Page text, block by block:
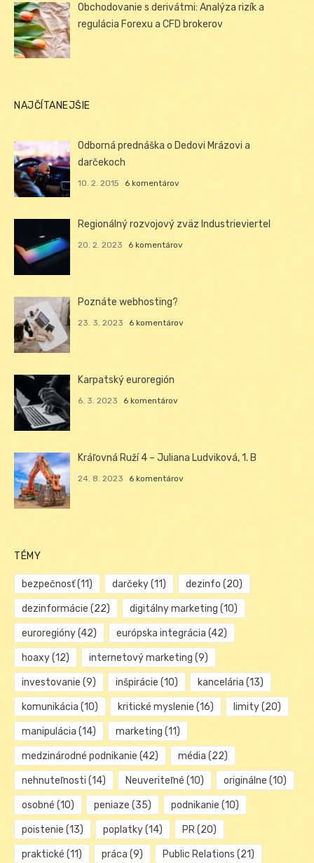
Obchodovanie s derivátmi: Analýza rizík a
regulácia Forexu a CFD brokerov
NAJČÍTANEJŠIE
Odborná prednáška o Dedovi Mrázovi a
darčekoch
10. 2. 2015 6 komentárov
Regionálný rozvojový zväz Industrieviertel
20. 2. 2023 6 komentárov
Poznáte webhosting?
23. 3. 2023 6 komentárov
Karpatský euroregión
6. 3. 2023 6 komentárov
Kráľovná Ruží 4 – Juliana Ludviková, 1. B
24. 8. 2023 6 komentárov
TÉMY
bezpečnosť(11) darčeky(11) dezinfo (20)
dezinformácie (22) digitálny marketing (10)
euroregióny(42) európska integrácia (42)
hoaxy(12) internetový marketing (9)
investovanie (9) inšpirácie (10) kancelária (13)
komunikácia (10) kritické myslenie (16) limity(20)
manipulácia (14) marketing (11)
medzinárodné podnikanie (42) média (22)
nehnuteľnosti (14) Neuveriteľné (10) originálne (10)
osobné (10) peniaze (35) podnikanie (10)
poistenie (13) poplatky(14) PR(20)
praktické (11) práca (9) Public Relations (21)